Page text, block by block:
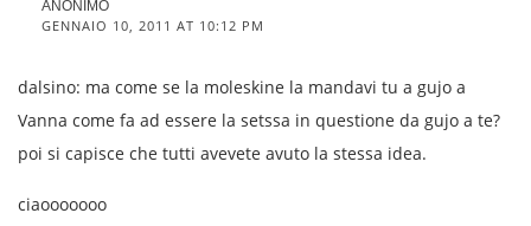
ANONIMO
GENNAIO 10, 2011 AT 10:12 PM
dalsino: ma come se la moleskine la mandavi tu a gujo a
Vanna come fa ad essere la setssa in questione da gujo a te?
poi si capisce che tutti avevete avuto la stessa idea.
ciaooooooo